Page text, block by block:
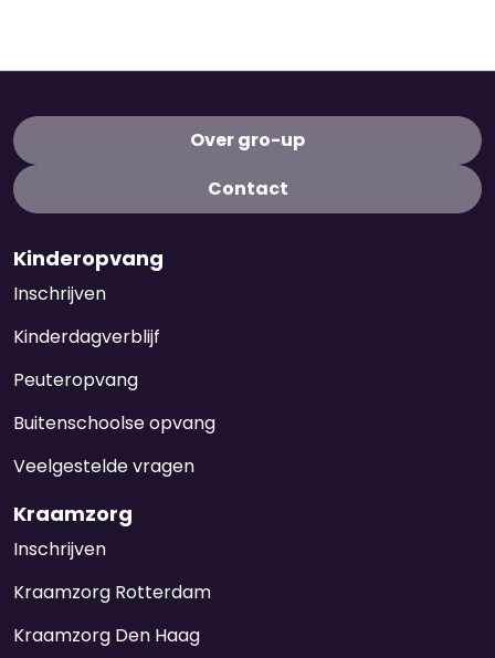
Over gro-up
Contact
Kinderopvang
Inschrijven
Kinderdagverblijf
Peuteropvang
Buitenschoolse opvang
Veelgestelde vragen
Kraamzorg
Inschrijven
Kraamzorg Rotterdam
Kraamzorg Den Haag